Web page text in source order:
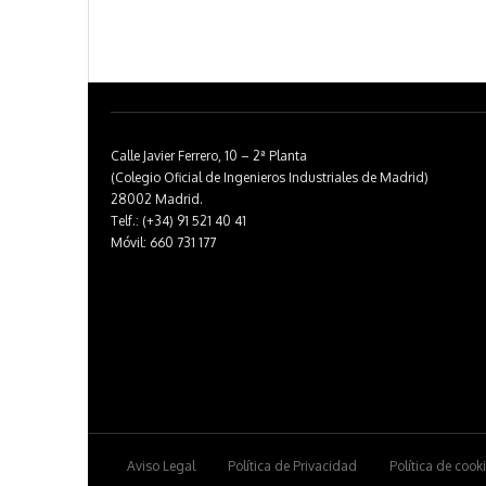
Calle Javier Ferrero, 10 – 2ª Planta
(Colegio Oficial de Ingenieros Industriales de Madrid)
28002 Madrid.
Telf.: (+34) 91 521 40 41
Móvil: 660 731 177
Aviso Legal Política de Privacidad Política de